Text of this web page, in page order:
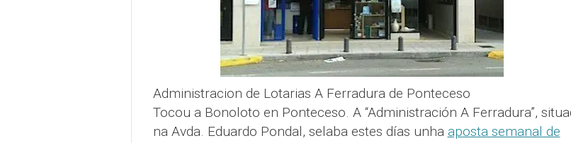
Administracion de Lotarias A Ferradura de Ponteceso
Tocou a Bonoloto en Ponteceso. A “Administración A Ferradura”,
na Avda. Eduardo Pondal, selaba estes días unha aposta semanal de